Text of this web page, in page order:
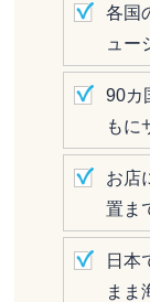
各国
ュー
90カ
もに
お店
置ま
日本
まま